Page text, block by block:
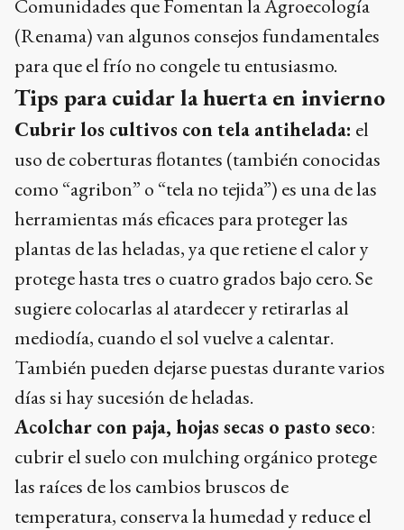
Comunidades que Fomentan la Agroecología
(Renama) van algunos consejos fundamentales
para que el frío no congele tu entusiasmo.
Tips para cuidar la huerta en invierno
Cubrir los cultivos con tela antihelada: el
uso de coberturas flotantes (también conocidas
como “agribon” o “tela no tejida”) es una de las
herramientas más eficaces para proteger las
plantas de las heladas, ya que retiene el calor y
protege hasta tres o cuatro grados bajo cero. Se
sugiere colocarlas al atardecer y retirarlas al
mediodía, cuando el sol vuelve a calentar.
También pueden dejarse puestas durante varios
días si hay sucesión de heladas.
Acolchar con paja, hojas secas o pasto seco:
cubrir el suelo con mulching orgánico protege
las raíces de los cambios bruscos de
temperatura, conserva la humedad y reduce el